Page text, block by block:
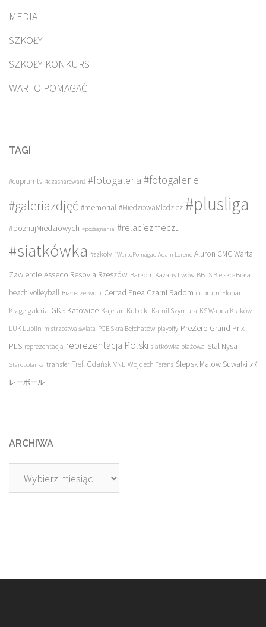
MEDIA
SZKOŁY
SZKOŁY KONKURS
WARTO POMAGAĆ
TAGI
#cuprumtv #czasnarewanż #fotogaleria #fotogalerie
#galeriazdjęć #memoriał #MiedziowaMlodziez #plusliga
#poznajMiedziowych #pożegnania #relacjezmeczu
#siatkówka #szkoły #WartoPomagac Adam Lorenc Aluron CMC Warta
Zawiercie Asseco Resovia Rzeszów Barkom Każany Lwów BBTS Bielsko-Biała
beach volleyball Biało-czerwoni Cerrad Enea Czarni Radom cuprum Florian
Krage galeria GKS Katowice Kajetan Kubicki Kamil Szymura KS Wanda Kraków
LUK Lublin mistrzostwa świata PGE Skra Bełchatów playoffy PreZero Grand Prix
PLS reprezentacja reprezentacja Polski siatkówka plażowa Stal Nysa
Staropolanka transfer Trefl Gdańsk VNL Wojciech Ferens Ślepsk Malow Suwałki バ
レーボール
ARCHIWA
Archiwa